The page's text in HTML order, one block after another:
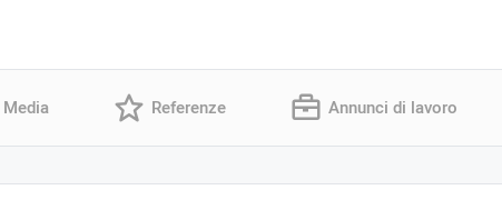
Media Referenze Annunci di lavoro